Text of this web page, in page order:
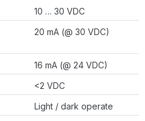
10 … 30 VDC
20 mA (@ 30 VDC)
16 mA (@ 24 VDC)
<2 VDC
Light / dark operate